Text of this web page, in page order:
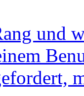
und